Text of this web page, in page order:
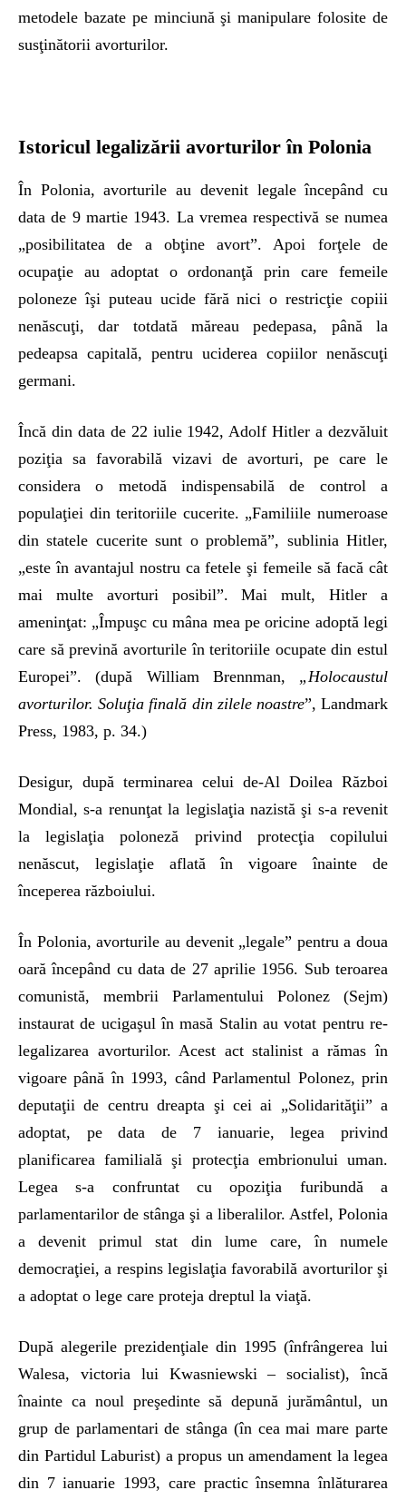
metodele bazate pe minciună şi manipulare folosite de
susţinătorii avorturilor.
Istoricul legalizării avorturilor în Polonia
În Polonia, avorturile au devenit legale începând cu
data de 9 martie 1943. La vremea respectivă se numea
„posibilitatea de a obţine avort”. Apoi forţele de
ocupaţie au adoptat o ordonanţă prin care femeile
poloneze îşi puteau ucide fără nici o restricţie copiii
nenăscuţi, dar totdată măreau pedepasa, până la
pedeapsa capitală, pentru uciderea copiilor nenăscuţi
germani.
Încă din data de 22 iulie 1942, Adolf Hitler a dezvăluit
poziţia sa favorabilă vizavi de avorturi, pe care le
considera o metodă indispensabilă de control a
populaţiei din teritoriile cucerite. „Familiile numeroase
din statele cucerite sunt o problemă”, sublinia Hitler,
„este în avantajul nostru ca fetele şi femeile să facă cât
mai multe avorturi posibil”. Mai mult, Hitler a
ameninţat: „Împuşc cu mâna mea pe oricine adoptă legi
care să prevină avorturile în teritoriile ocupate din estul
Europei”. (după William Brennman, „Holocaustul
avorturilor. Soluţia finală din zilele noastre”, Landmark
Press, 1983, p. 34.)
Desigur, după terminarea celui de-Al Doilea Război
Mondial, s-a renunţat la legislaţia nazistă şi s-a revenit
la legislaţia poloneză privind protecţia copilului
nenăscut, legislaţie aflată în vigoare înainte de
începerea războiului.
În Polonia, avorturile au devenit „legale” pentru a doua
oară începând cu data de 27 aprilie 1956. Sub teroarea
comunistă, membrii Parlamentului Polonez (Sejm)
instaurat de ucigaşul în masă Stalin au votat pentru re-
legalizarea avorturilor. Acest act stalinist a rămas în
vigoare până în 1993, când Parlamentul Polonez, prin
deputaţii de centru dreapta şi cei ai „Solidarităţii” a
adoptat, pe data de 7 ianuarie, legea privind
planificarea familială şi protecţia embrionului uman.
Legea s-a confruntat cu opoziţia furibundă a
parlamentarilor de stânga şi a liberalilor. Astfel, Polonia
a devenit primul stat din lume care, în numele
democraţiei, a respins legislaţia favorabilă avorturilor şi
a adoptat o lege care proteja dreptul la viaţă.
După alegerile prezidenţiale din 1995 (înfrângerea lui
Walesa, victoria lui Kwasniewski – socialist), încă
înainte ca noul preşedinte să depună jurământul, un
grup de parlamentari de stânga (în cea mai mare parte
din Partidul Laburist) a propus un amendament la legea
din 7 ianuarie 1993, care practic însemna înlăturarea